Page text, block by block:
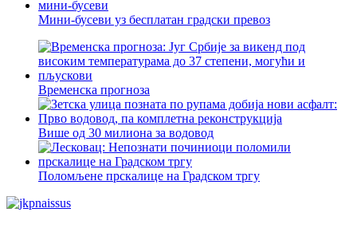
Мини-бусеви уз бесплатан градски превоз
Временска прогноза
Више од 30 милиона за водовод
Поломљене прскалице на Градском тргу